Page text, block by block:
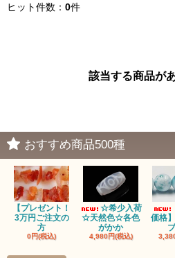
ヒット件数： 0件
該当する商品が
おすすめ商品500種
【プレゼント！
3万円ご注文の
方
0円(税込)
☆希少入荷
☆天然色☆各色
がかか
4,980円(税込)
価格